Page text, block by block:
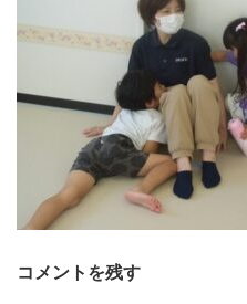
日
時
:
コメントを残す